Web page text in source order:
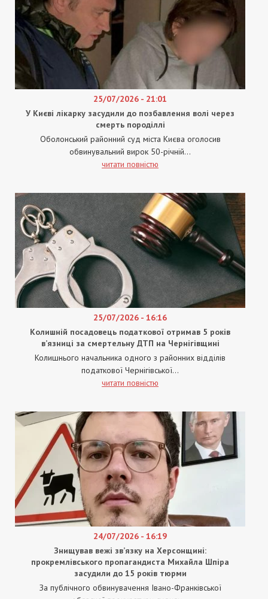
25/07/2026 - 21:01
У Києві лікарку засудили до позбавлення волі через
смерть породіллі
Оболонський районний суд міста Києва оголосив
обвинувальний вирок 50-річній...
читати повністю
25/07/2026 - 16:16
Колишній посадовець податкової отримав 5 років
в’язниці за смертельну ДТП на Чернігівщині
Колишнього начальника одного з районних відділів
податкової Чернігівської...
читати повністю
24/07/2026 - 16:19
Знищував вежі зв’язку на Херсонщині:
прокремлівського пропагандиста Михайла Шпіра
засудили до 15 років тюрми
За публічного обвинувачення Івано-Франківської